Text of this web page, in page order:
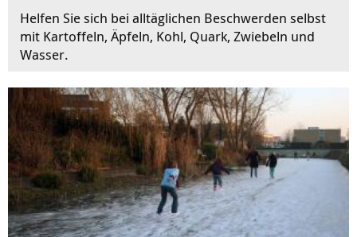
Helfen Sie sich bei alltäglichen Beschwerden selbst
mit Kartoffeln, Äpfeln, Kohl, Quark, Zwiebeln und
Wasser.